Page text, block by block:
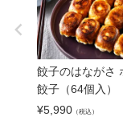
餃子のはながさ
餃子（64個入）
¥5,990 （税込）